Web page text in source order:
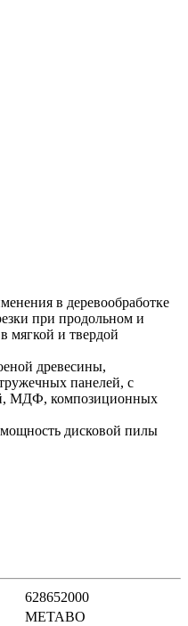
в деревообработке
при продольном и
мягкой и твердой
древесины,
панелей, с
МДФ, композиционных
дисковой пилы
628652000
METABO